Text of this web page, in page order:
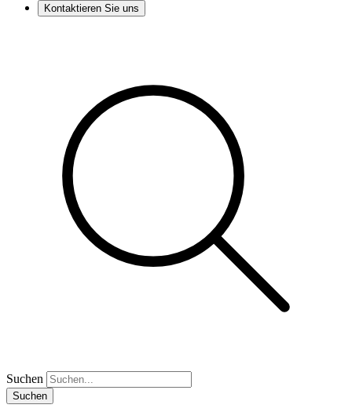
Kontaktieren Sie uns
Suchen
Suchen